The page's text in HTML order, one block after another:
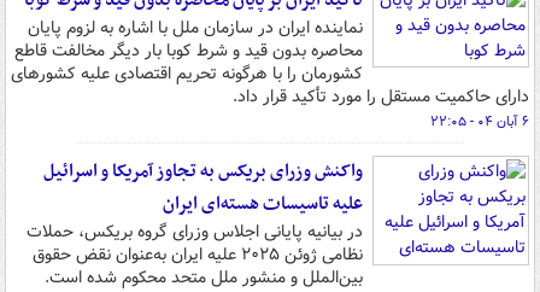
نماینده ایران در سازمان ملل با اشاره به لزوم پایان
محاصره بدون قید و شرط کوبا بار دیگر مخالفت قاطع
کشورمان را با هرگونه تحریم اقتصادی علیه کشورهای
دارای حاکمیت مستقل را مورد تأکید قرار داد.
۶ آبان ۰۴ - ۲۲:۰۵
واکنش وزرای بریکس به تجاوز آمریکا و اسرائیل
علیه تاسیسات هسته‌ای ایران
در بیانیه پایانی اجلاس وزرای گروه بریکس، حملات
نظامی ژوئن ۲۰۲۵ علیه ایران به‌عنوان نقض حقوق
بین‌الملل و منشور ملل متحد محکوم شده است.